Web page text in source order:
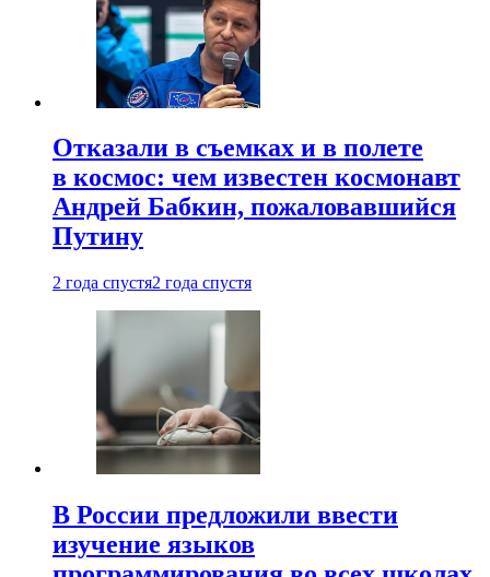
Отказали в съемках и в полете
в космос: чем известен космонавт
Андрей Бабкин, пожаловавшийся
Путину
2 года спустя2 года спустя
В России предложили ввести
изучение языков